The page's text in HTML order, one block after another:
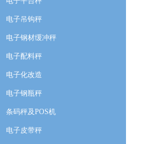
电子吊钩秤
电子钢材缓冲秤
电子配料秤
电子化改造
电子钢瓶秤
条码秤及POS机
电子皮带秤